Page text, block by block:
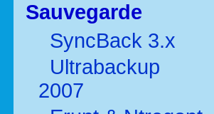
Sauvegarde
SyncBack 3.x
Ultrabackup
2007